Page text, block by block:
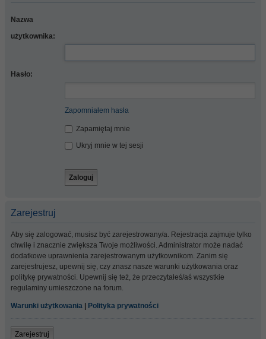
Nazwa
użytkownika:
Hasło:
Zapomniałem hasła
Zapamiętaj mnie
Ukryj mnie w tej sesji
Zarejestruj
Aby się zalogować, musisz być zarejestrowany/a. Rejestracja zajmuje tylko
chwilę i znacznie zwiększa Twoje możliwości. Administrator może nadać
dodatkowe uprawnienia zarejestrowanym użytkownikom. Zanim się
zarejestrujesz, upewnij się, czy znasz nasze warunki użytkowania oraz
politykę prywatności. Upewnij się też, że przeczytałeś/aś wszystkie
regulaminy umieszczone na forum.
Warunki użytkowania Polityka prywatności
Zarejestruj